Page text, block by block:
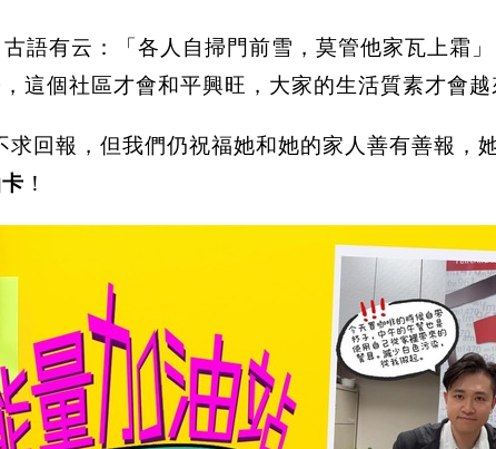
語有云：「各人自掃門前雪，莫管他家瓦上霜
這個社區才會和平興旺，大家的生活質素才會越
求回報，但我們仍祝福她和她的家人善有善報，
！